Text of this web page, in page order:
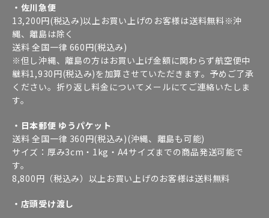
・佐川急便
13,200円(税込み)以上お買い上げのお客様は送料無料※沖
縄、離島は除く
送料 全国一律 660円(税込み)
※但し沖縄、離島の方はお買い上げ金額に関わらず航空便中
継料1,930円(税込み)を加算させていただきます。予めご了承
ください。折り返し料金についてメールにてご連絡いたしま
す。
・日本郵便 ゆうパケット
送料 全国一律 360円(税込み)(沖縄、離島も可能)
サイズ：厚み3cm・1kg・A4サイズまでの商品発送可能で
す。
8,800円（税込み）以上お買い上げのお客様は送料無料
・店頭受け渡し